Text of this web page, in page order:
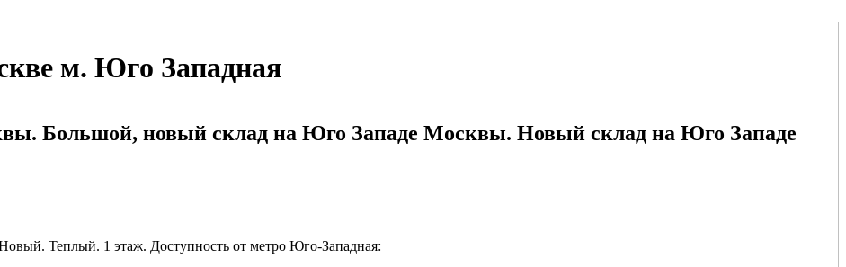
м. Юго Западная
Большой, новый склад на Юго Западе Москвы. Новый склад на Юго Западе
Теплый. 1 этаж. Доступность от метро Юго-Западная: